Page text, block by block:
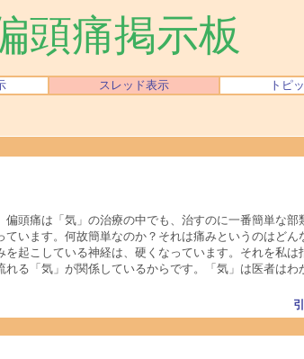
頭痛掲示板
スレッド表示 トピ
頭痛は「気」の治療の中でも、治すのに一番簡単な
います。何故簡単なのか？それは痛みというのはど
起こしている神経は、硬くなっています。それを私
る「気」が関係しているからです。「気」は医者はわ